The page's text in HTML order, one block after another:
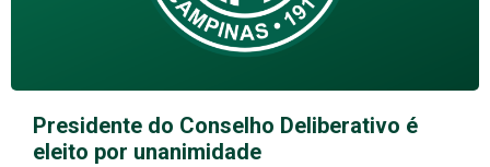
Presidente do Conselho Deliberativo é
eleito por unanimidade